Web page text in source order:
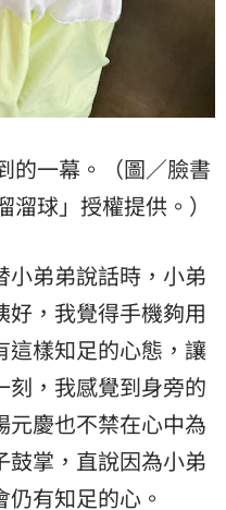
的一幕。（圖／臉書
球」授權提供。）
小弟弟說話時，小弟
好，我覺得手機夠用
這樣知足的心態，讓
刻，我感覺到身旁的
元慶也不禁在心中為
鼓掌，直說因為小弟
有知足的心。